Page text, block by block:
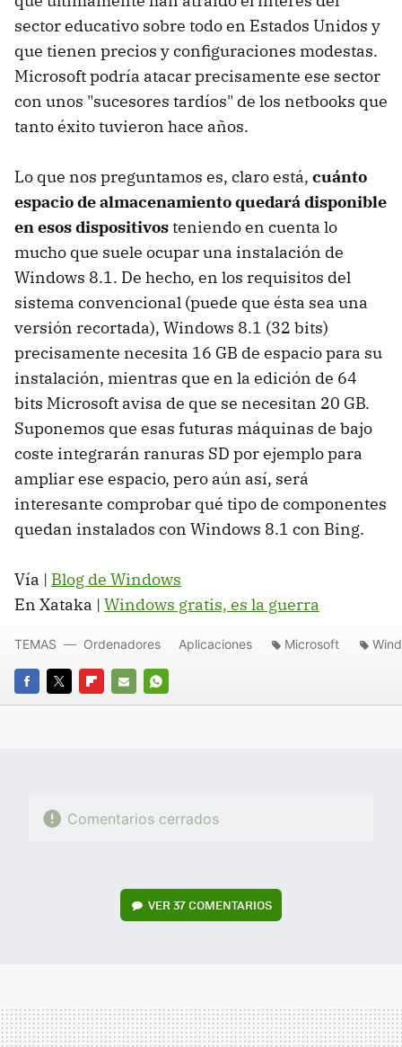
sector educativo sobre todo en Estados Unidos y
que tienen precios y configuraciones modestas.
Microsoft podría atacar precisamente ese sector
con unos "sucesores tardíos" de los netbooks que
tanto éxito tuvieron hace años.
Lo que nos preguntamos es, claro está, cuánto
espacio de almacenamiento quedará disponible
en esos dispositivosteniendo en cuenta lo
mucho que suele ocupar una instalación de
Windows 8.1. De hecho, en los requisitos del
sistema convencional (puede que ésta sea una
versión recortada), Windows 8.1 (32 bits)
precisamente necesita 16 GB de espacio para su
instalación, mientras que en la edición de 64
bits Microsoft avisa de que se necesitan 20 GB.
Suponemos que esas futuras máquinas de bajo
coste integrarán ranuras SD por ejemplo para
ampliar ese espacio, pero aún así, será
interesante comprobar qué tipo de componentes
quedan instalados con Windows 8.1 con Bing.
Vía | Blog de Windows
En Xataka | Windows gratis, es la guerra
FACEBOOK
TWITTERFLIPBOARD
E-
WHATSAPP
TEMAS Ordenadores Aplicaciones Microsoft
Comentarios cerrados
VER37 COMENTARIOS